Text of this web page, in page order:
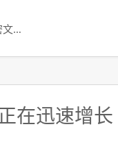
文…
在迅速增长